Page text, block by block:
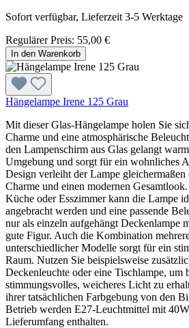
Sofort verfügbar, Lieferzeit 3-5 Werktage
Regulärer Preis: 55,00 €
In den Warenkorb
Hängelampe Irene 125 Grau
Mit dieser Glas-Hängelampe holen Sie
Charme und eine atmosphärische
den Lampenschirm aus Glas gelangt
Umgebung und sorgt für ein wohnliches
Design verleiht der Lampe gleichermaßen
Charme und einen modernen
Küche oder Esszimmer kann die Lampe
angebracht werden und eine passende
nur als einzeln aufgehängt Deckenlampe
gute Figur. Auch die Kombination
unterschiedlicher Modelle sorgt für ein
Raum. Nutzen Sie beispielsweise
Deckenleuchte oder eine Tischlampe, um
stimmungsvolles, weicheres Licht zu
ihrer tatsächlichen Farbgebung von den
Betrieb werden E27-Leuchtmittel mit
Lieferumfang enthalten.